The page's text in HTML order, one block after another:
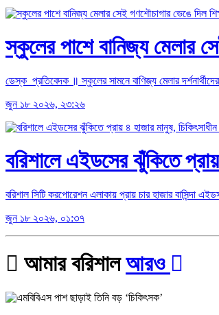
স্কুলের পাশে বানিজ্য মেলার
ডেস্ক প্রতিবেদক ॥ স্কুলের সামনে বাণিজ্য মেলার
জুন ১৮ ২০২৬, ২৩:২৬
বরিশালে এইডসের ঝুঁকিতে
বরিশাল সিটি করপোরেশন এলাকায় প্রায় চার হাজার বাসিন্দা
জুন ১৮ ২০২৬, ০১:৩৭
আমার বরিশালআরও